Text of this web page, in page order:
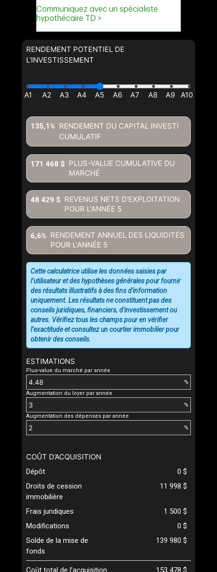
RENDEMENT POTENTIEL DE
L'INVESTISSEMENT
RENDEMENT DU CAPITAL INVESTI
CUMULATIF
135,1%
PLUS-VALUE CUMULATIVE DU
MARCHÉ
171 468 $
REVENUS NETS D'EXPLOITATION
POUR L'ANNÉE 5
48 429 $
RENDEMENT ANNUEL DES LIQUIDITÉS
POUR L'ANNÉE 5
6,6%
ESTIMATIONS
Plus-value du marché par année
%
Augmentation du loyer par année
%
Augmentation des dépenses par année
%
Cette calculatrice utilise les données saisies par
l’utilisateur et des hypothèses générales pour fournir
des résultats illustratifs à des fins d'information
uniquement. Les résultats ne constituent pas des
conseils juridiques, financiers, d'investissement ou
autres. Vérifiez tous les champs pour en vérifier
l’exactitude et consultez un courtier immobilier pour
obtenir des conseils.
COÛT D’ACQUISITION
Dépôt
0 $
Droits de cession
immobilière
11 998 $
Frais juridiques
1 500 $
Modifications
0 $
Solde de la mise de
fonds
139 980 $
Coût total de l’acquisition 153 478 $